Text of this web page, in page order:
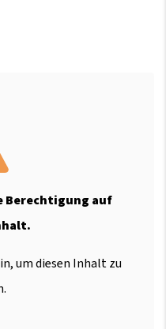
Berechtigung auf
um diesen Inhalt zu